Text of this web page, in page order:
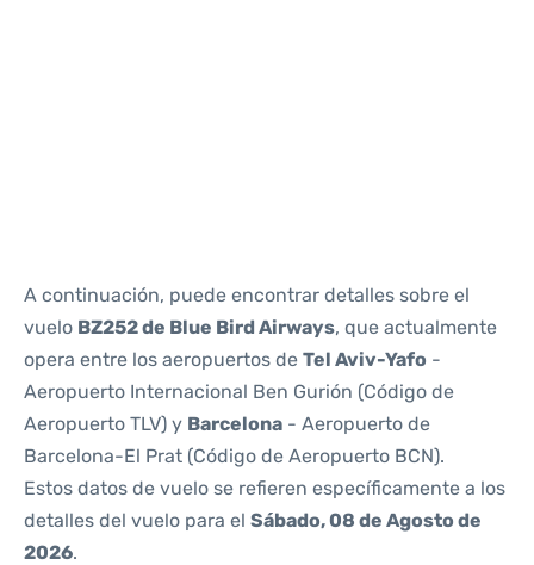
A continuación, puede encontrar detalles sobre el
vuelo BZ252 de Blue Bird Airways, que actualmente
opera entre los aeropuertos de Tel Aviv-Yafo -
Aeropuerto Internacional Ben Gurión (Código de
Aeropuerto TLV) y Barcelona - Aeropuerto de
Barcelona-El Prat (Código de Aeropuerto BCN).
Estos datos de vuelo se refieren específicamente a los
detalles del vuelo para el Sábado, 08 de Agosto de
2026.